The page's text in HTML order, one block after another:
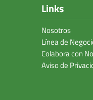
Links
Nosotros
Línea de
Colabora con
Aviso de